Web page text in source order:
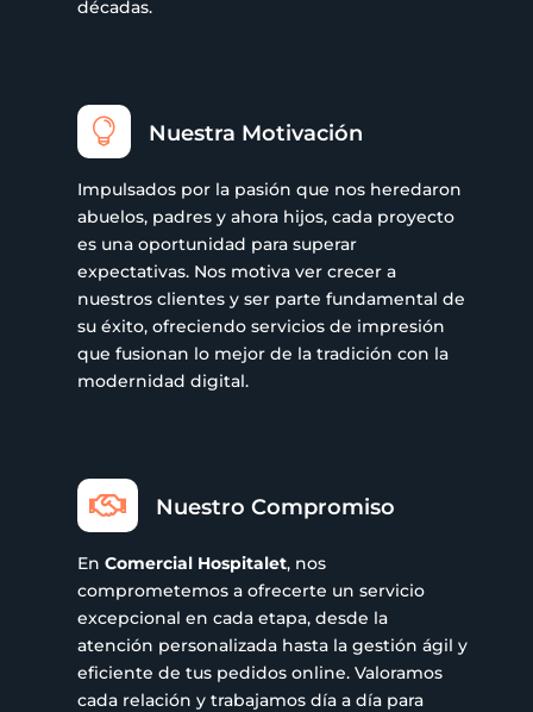
décadas.
 Nuestra Motivación
Impulsados por la pasión que nos heredaron
abuelos, padres y ahora hijos, cada proyecto
es una oportunidad para superar
expectativas. Nos motiva ver crecer a
nuestros clientes y ser parte fundamental de
su éxito, ofreciendo servicios de impresión
que fusionan lo mejor de la tradición con la
modernidad digital.
 Nuestro Compromiso
En Comercial Hospitalet, nos
comprometemos a ofrecerte un servicio
excepcional en cada etapa, desde la
atención personalizada hasta la gestión ágil y
eficiente de tus pedidos online. Valoramos
cada relación y trabajamos día a día para